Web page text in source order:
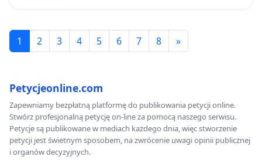
1 2 3 4 5 6 7 8 »
Petycjeonline.com
Zapewniamy bezpłatną platformę do publikowania petycji online.
Stwórz profesjonalną petycję on-line za pomocą naszego serwisu.
Petycje są publikowane w mediach każdego dnia, więc stworzenie
petycji jest świetnym sposobem, na zwrócenie uwagi opinii publicznej
i organów decyzyjnych.